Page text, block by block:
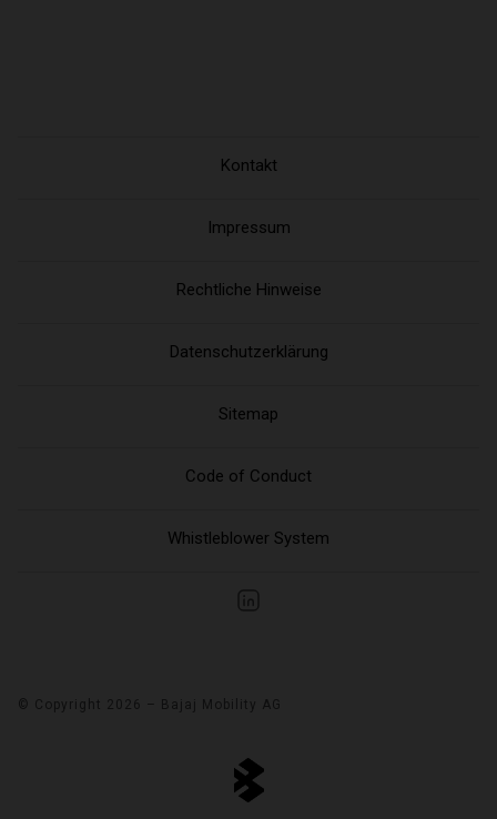
© Copyright 2026 – Bajaj Mobility AG
Kontakt
Impressum
Rechtliche Hinweise
Datenschutzerklärung
Sitemap
Code of Conduct
Whistleblower System